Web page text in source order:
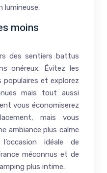
lumineuse.
moins
des sentiers battus
onéreux. Évitez les
et explorez
mais tout aussi
vous économiserez
mais vous
ambiance plus calme
idéale de
méconnus et de
plus intime.